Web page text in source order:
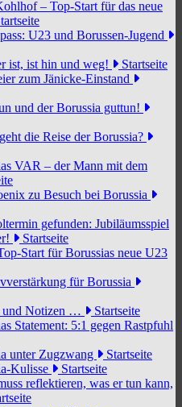
– Top-Start für das neue
U23 und Borussen-Jugend
ist, ist hin und weg!
Startseite
zum Jänicke-Einstand
und der Borussia guttun!
die Reise der Borussia?
VAR – der Mann mit dem
zu Besuch bei Borussia
gefunden: Jubiläumsspiel
Startseite
Start für Borussias neue U23
für Borussia
und Notizen …
Startseite
Statement: 5:1 gegen Rastpfuhl
unter Zugzwang
Startseite
Kulisse
Startseite
reflektieren, was er tun kann,